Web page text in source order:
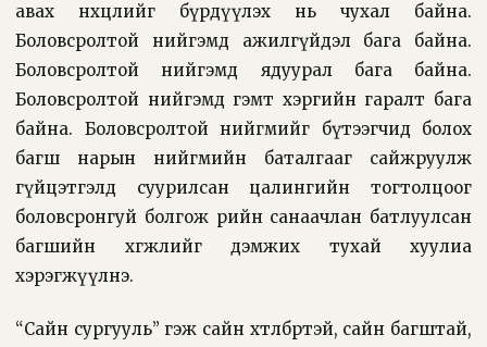
авах нөхцөлийг бүрдүүлэх нь чухал байна.
Боловсролтой нийгэмд ажилгүйдэл бага байна.
Боловсролтой нийгэмд ядуурал бага байна.
Боловсролтой нийгэмд гэмт хэргийн гаралт бага
байна. Боловсролтой нийгмийг бүтээгчид болох
багш нарын нийгмийн баталгааг сайжруулж
гүйцэтгэлд суурилсан цалингийн тогтолцоог
боловсронгуй болгож өөрийн санаачлан батлуулсан
багшийн хөгжлийг дэмжих тухай хуулиа
хэрэгжүүлнэ.
“Сайн сургууль” гэж сайн хөтөлбөртэй, сайн багштай,